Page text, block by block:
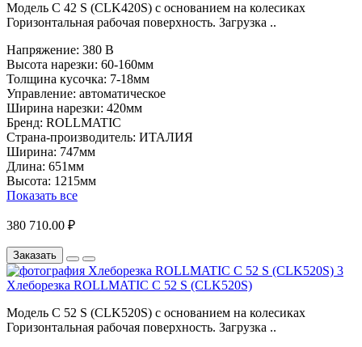
Модель C 42 S (CLK420S) с основанием на колесиках
Горизонтальная рабочая поверхность. Загрузка ..
Напряжение: 380 В
Высота нарезки: 60-160мм
Толщина кусочка: 7-18мм
Управление: автоматическое
Ширина нарезки: 420мм
Бренд: ROLLMATIC
Страна-производитель: ИТАЛИЯ
Ширина: 747мм
Длина: 651мм
Высота: 1215мм
Показать все
380 710.00 ₽
Заказать
Хлеборезка ROLLMATIC C 52 S (CLK520S)
Модель C 52 S (CLK520S) с основанием на колесиках
Горизонтальная рабочая поверхность. Загрузка ..